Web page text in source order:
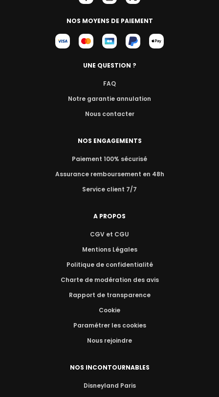
NOS MOYENS DE PAIEMENT
UNE QUESTION ?
FAQ
Notre garantie annulation
Nous contacter
NOS ENGAGEMENTS
Paiement 100% sécurisé
Assurance remboursement en 48h
Service client 7/7
A PROPOS
CGV et CGU
Mentions Légales
Politique de confidentialité
Charte de modération des avis
Rapport de transparence
Cookie
Paramétrer les cookies
Nous rejoindre
NOS INCONTOURNABLES
Disneyland Paris